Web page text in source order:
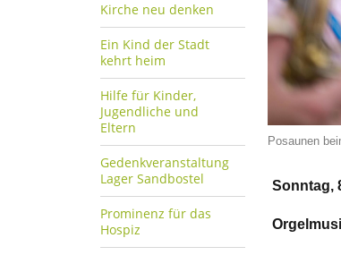
Kirche neu denken
Ein Kind der Stadt
kehrt heim
Hilfe für Kinder,
Jugendliche und
Eltern
Gedenkveranstaltung
Lager Sandbostel
Prominenz für das
Hospiz
Posaunen
Sonntag,